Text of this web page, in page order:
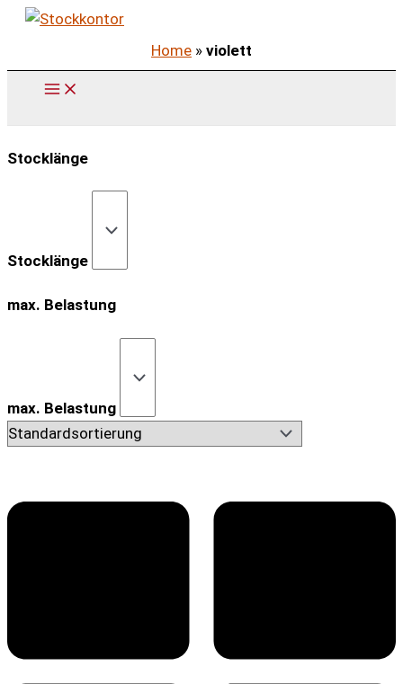
Zum
springen
Home » violett
Stocklänge
Stocklänge
max. Belastung
max. Belastung